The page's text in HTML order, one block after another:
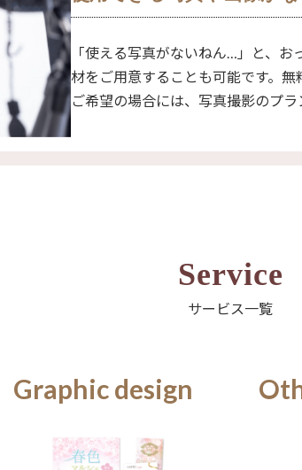
「使える写真がないねん…」と、
材をご用意することも可能です。無
ご希望の場合には、写真撮影のプ
Service
サービス一覧
Graphicdesign